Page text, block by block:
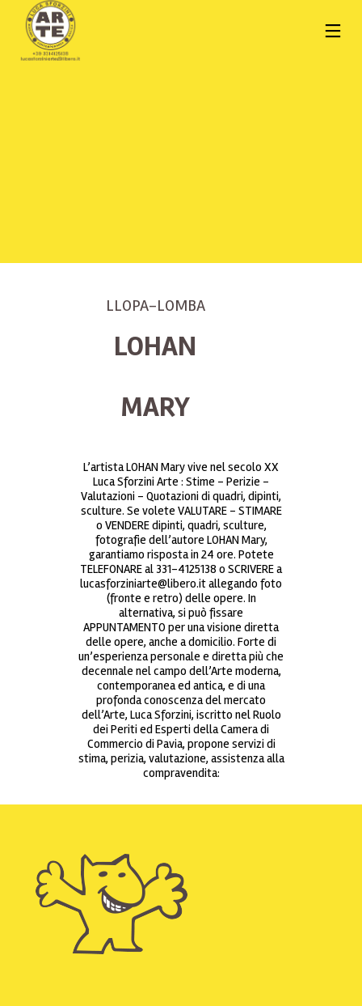
LLOPA-LOMBA
LOHAN
MARY
L’artista LOHAN Mary vive nel secolo XX
Luca Sforzini Arte : Stime – Perizie –
Valutazioni – Quotazioni di quadri, dipinti,
sculture. Se volete VALUTARE – STIMARE
o VENDERE dipinti, quadri, sculture,
fotografie dell’autore LOHAN Mary,
garantiamo risposta in 24 ore. Potete
TELEFONARE al 331-4125138 o SCRIVERE a
lucasforziniarte@libero.it allegando foto
(fronte e retro) delle opere. In
alternativa, si può fissare
APPUNTAMENTO per una visione diretta
delle opere, anche a domicilio. Forte di
un’esperienza personale e diretta più che
decennale nel campo dell’Arte moderna,
contemporanea ed antica, e di una
profonda conoscenza del mercato
dell’Arte, Luca Sforzini, iscritto nel Ruolo
dei Periti ed Esperti della Camera di
Commercio di Pavia, propone servizi di
stima, perizia, valutazione, assistenza alla
compravendita: